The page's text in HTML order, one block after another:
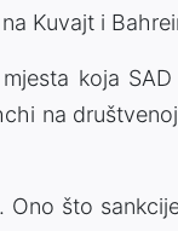
Kuvajt i
koja
na
Ono što